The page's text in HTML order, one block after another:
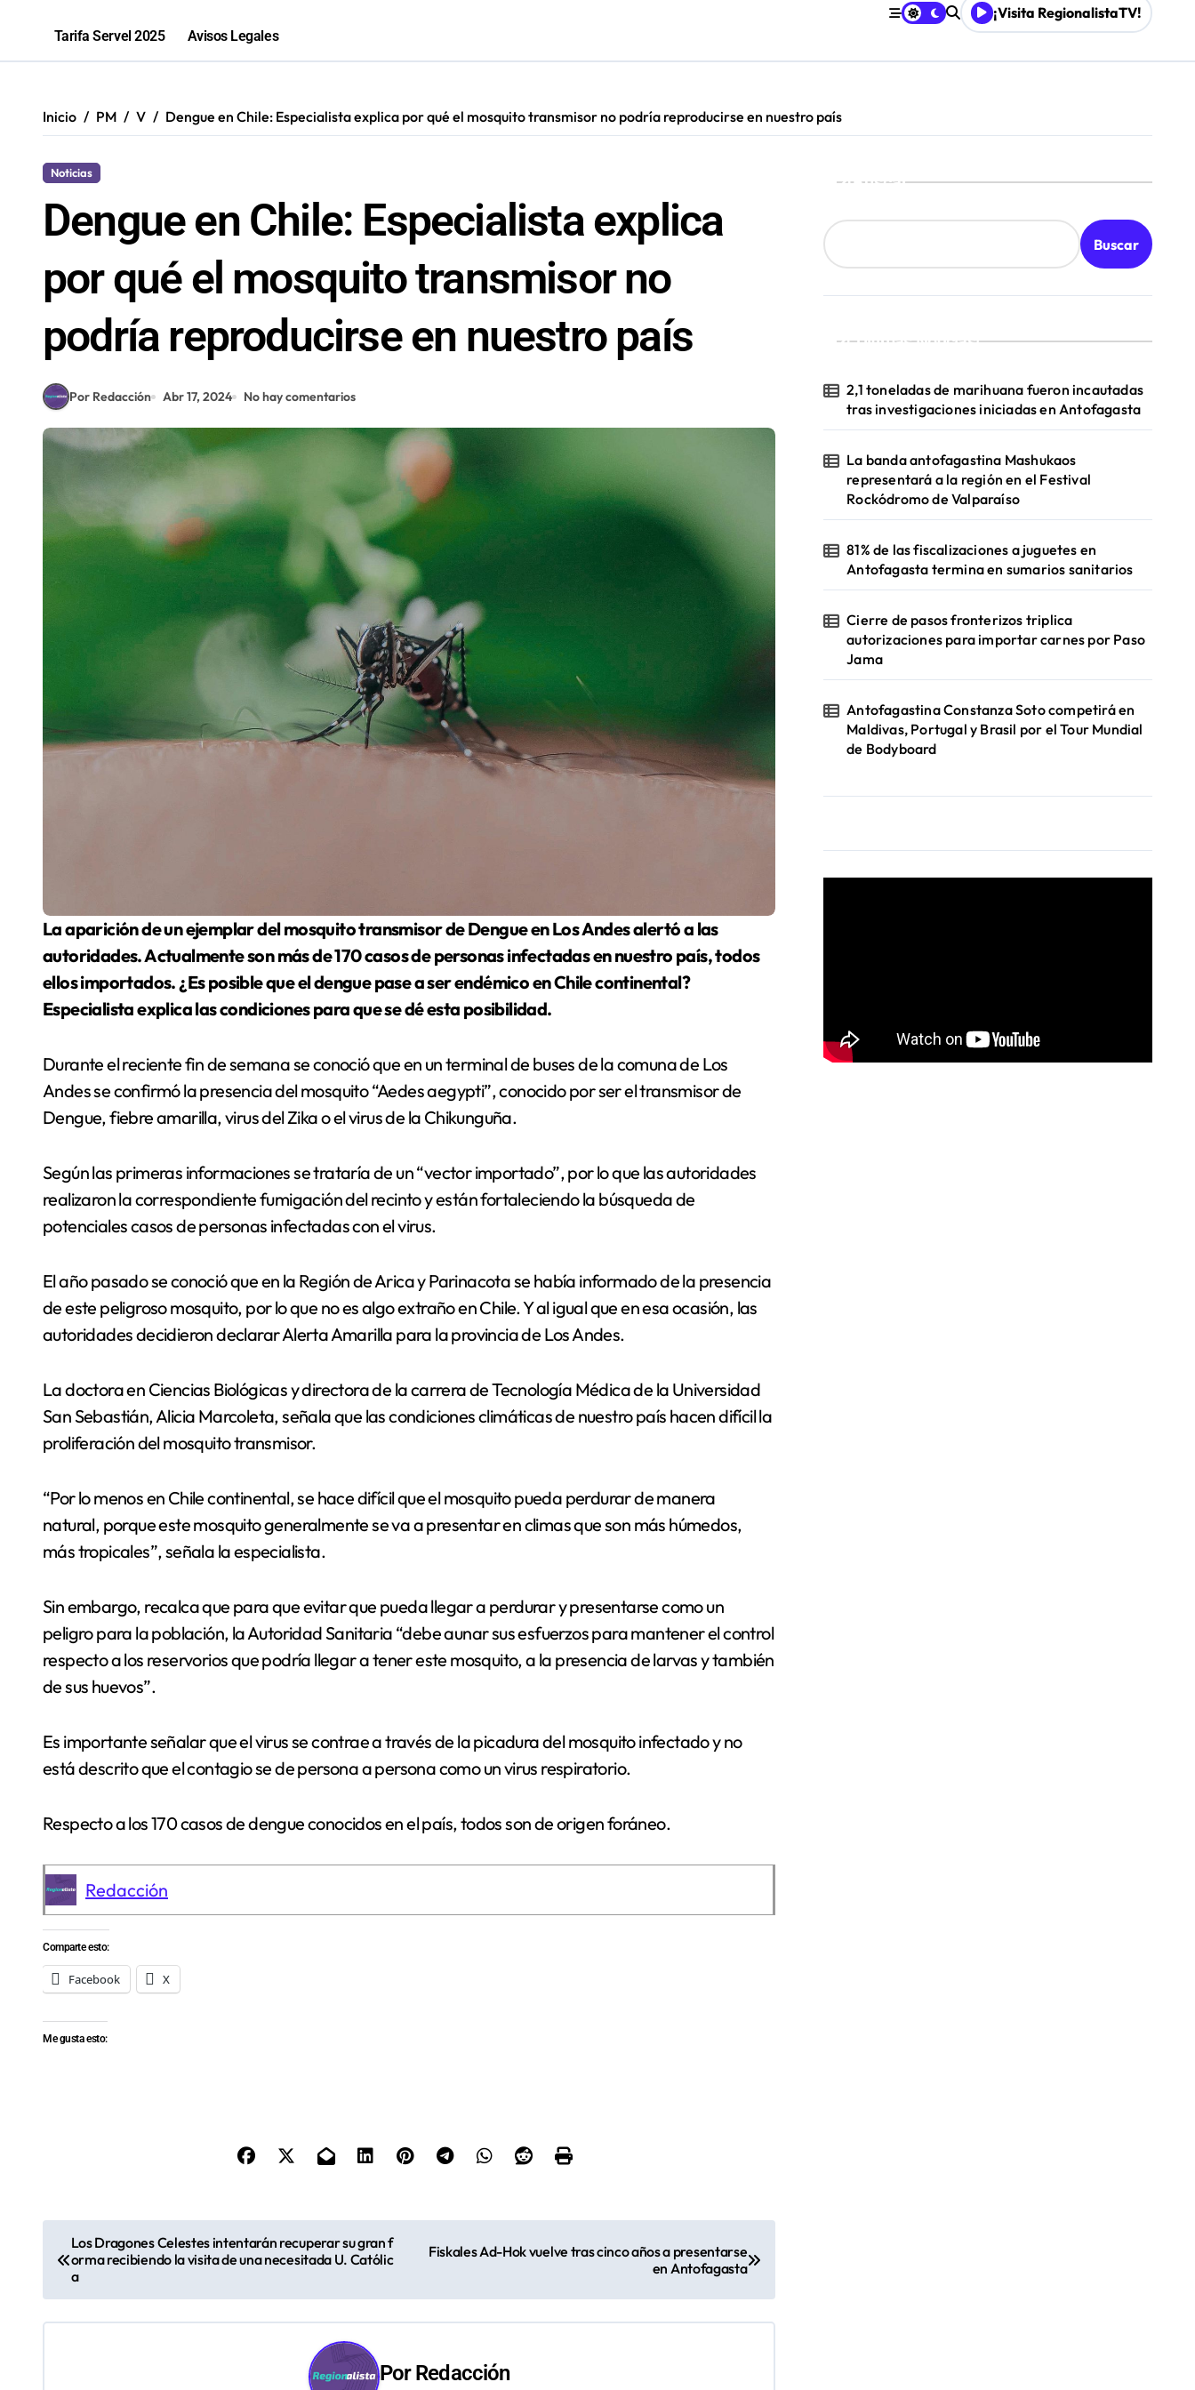
La «voltereta» del diputado Arqueros: De estar de acuerdo con privatizar Codelco a defender una empresa 100% estatal
2,1 toneladas de marihuana fueron incautadas tras investigaciones iniciadas en Antofagasta
Tarifa Servel 2025 Avisos Legales
¡Visita RegionalistaTV!
Inicio PM V Dengue en Chile: Especialista explica por qué el mosquito transmisor no podría reproducirse en nuestro país
Noticias
Dengue en Chile: Especialista explica
por qué el mosquito transmisor no
podría reproducirse en nuestro país
Por Redacción Abr 17, 2024 No hay comentarios
La aparición de un ejemplar del mosquito transmisor de Dengue en Los Andes alertó a las
autoridades. Actualmente son más de 170 casos de personas infectadas en nuestro país, todos
ellos importados. ¿Es posible que el dengue pase a ser endémico en Chile continental?
Especialista explica las condiciones para que se dé esta posibilidad.
Durante el reciente fin de semana se conoció que en un terminal de buses de la comuna de Los
Andes se confirmó la presencia del mosquito “Aedes aegypti”, conocido por ser el transmisor de
Dengue, fiebre amarilla, virus del Zika o el virus de la Chikunguña.
Según las primeras informaciones se trataría de un “vector importado”, por lo que las autoridades
realizaron la correspondiente fumigación del recinto y están fortaleciendo la búsqueda de
potenciales casos de personas infectadas con el virus.
El año pasado se conoció que en la Región de Arica y Parinacota se había informado de la presencia
de este peligroso mosquito, por lo que no es algo extraño en Chile. Y al igual que en esa ocasión, las
autoridades decidieron declarar Alerta Amarilla para la provincia de Los Andes.
La doctora en Ciencias Biológicas y directora de la carrera de Tecnología Médica de la Universidad
San Sebastián, Alicia Marcoleta, señala que las condiciones climáticas de nuestro país hacen difícil la
proliferación del mosquito transmisor.
“Por lo menos en Chile continental, se hace difícil que el mosquito pueda perdurar de manera
natural, porque este mosquito generalmente se va a presentar en climas que son más húmedos,
más tropicales”, señala la especialista.
Sin embargo, recalca que para que evitar que pueda llegar a perdurar y presentarse como un
peligro para la población, la Autoridad Sanitaria “debe aunar sus esfuerzos para mantener el control
respecto a los reservorios que podría llegar a tener este mosquito, a la presencia de larvas y también
de sus huevos”.
Es importante señalar que el virus se contrae a través de la picadura del mosquito infectado y no
está descrito que el contagio se de persona a persona como un virus respiratorio.
Respecto a los 170 casos de dengue conocidos en el país, todos son de origen foráneo.
Redacción
Comparte esto:
Facebook X
Me gusta esto:
v
Los Dragones Celestes intentarán recuperar su gran f
orma recibiendo la visita de una necesitada U. Católic
a
Fiskales Ad-Hok vuelve tras cinco años a presentarse
en Antofagasta
PorRedacción
Buscar
Buscar
¡Ultimas Noticias!
2,1 toneladas de marihuana fueron incautadas
tras investigaciones iniciadas en Antofagasta
La banda antofagastina Mashukaos
representará a la región en el Festival
Rockódromo de Valparaíso
81% de las fiscalizaciones a juguetes en
Antofagasta termina en sumarios sanitarios
Cierre de pasos fronterizos triplica
autorizaciones para importar carnes por Paso
Jama
Antofagastina Constanza Soto competirá en
Maldivas, Portugal y Brasil por el Tour Mundial
de Bodyboard